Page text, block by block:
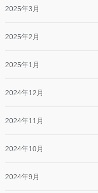
2025年3月
2025年2月
2025年1月
2024年12月
2024年11月
2024年10月
2024年9月